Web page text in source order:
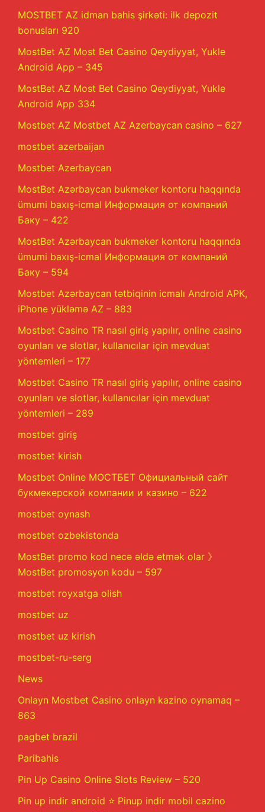
MOSTBET AZ idman bahis şirkəti: ilk depozit
bonusları 920
MostBet AZ Most Bet Casino Qeydiyyat, Yukle
Android App – 345
MostBet AZ Most Bet Casino Qeydiyyat, Yukle
Android App 334
Mostbet AZ Mostbet AZ Azerbaycan casino – 627
mostbet azerbaijan
Mostbet Azerbaycan
MostBet Azərbaycan bukmeker kontoru haqqında
ümumi baxış-icmal Информация от компаний
Баку – 422
MostBet Azərbaycan bukmeker kontoru haqqında
ümumi baxış-icmal Информация от компаний
Баку – 594
Mostbet Azərbaycan tətbiqinin icmalı Android APK,
iPhone yükləmə AZ – 883
Mostbet Casino TR nasıl giriş yapılır, online casino
oyunları ve slotlar, kullanıcılar için mevduat
yöntemleri – 177
Mostbet Casino TR nasıl giriş yapılır, online casino
oyunları ve slotlar, kullanıcılar için mevduat
yöntemleri – 289
mostbet giriş
mostbet kirish
Mostbet Online МОСТБЕТ Официальный сайт
букмекерской компании и казино – 622
mostbet oynash
mostbet ozbekistonda
MostBet promo kod necə əldə etmək olar 》
MostBet promosyon kodu – 597
mostbet royxatga olish
mostbet uz
mostbet uz kirish
mostbet-ru-serg
News
Onlayn Mostbet Casino onlayn kazino oynamaq –
863
pagbet brazil
Paribahis
Pin Up Casino Online Slots Review – 520
Pin up indir android ⭐️ Pinup indir mobil cazino